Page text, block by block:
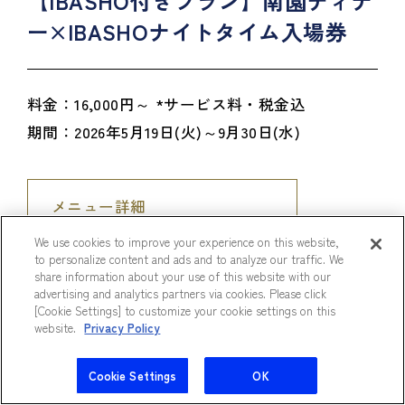
ー×IBASHOナイトタイム入場券
料金：16,000円～ *サービス料・税金込
期間：2026年5月19日(火)～9月30日(水)
メニュー詳細
We use cookies to improve your experience on this website,
to personalize content and ads and to analyze our traffic. We
share information about your use of this website with our
advertising and analytics partners via cookies. Please click
[Cookie Settings] to customize your cookie settings on this
website. Privacy Policy
Cookie Settings OK